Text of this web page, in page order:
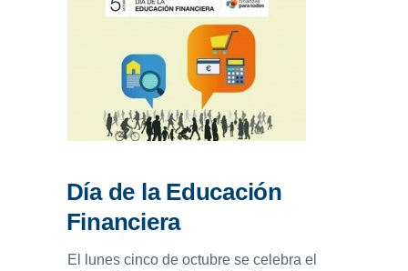
IEF
NOSOTROS
Día de la Educación
Financiera
El lunes cinco de octubre se celebra el